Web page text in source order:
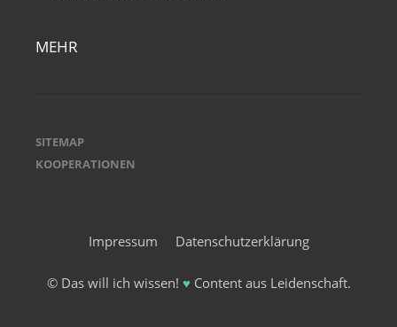
MEHR
SITEMAP
KOOPERATIONEN
Impressum Datenschutzerklärung
© Das will ich wissen! ♥ Content aus Leidenschaft.